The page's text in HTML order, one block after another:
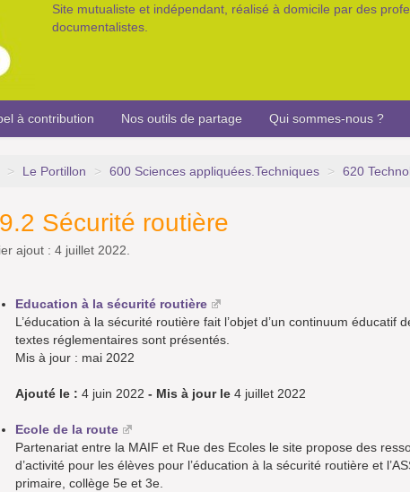
Site mutualiste et indépendant, réalisé à domicile par des
documentalistes.
à contribution Nos outils de partage Qui sommes-nous ?
> Le Portillon > 600 Sciences appliquées.Techniques > 620
Sécurité routière
ajout : 4 juillet 2022.
Education à la sécurité routière
L’éducation à la sécurité routière fait l’objet d’un continuum éducatif
textes réglementaires sont présentés.
Mis à jour : mai 2022
Ajouté le : 4 juin 2022 - Mis à jour le 4 juillet 2022
Ecole de la route
Partenariat entre la MAIF et Rue des Ecoles le site propose des
d’activité pour les élèves pour l’éducation à la sécurité routière et
primaire, collège 5e et 3e.